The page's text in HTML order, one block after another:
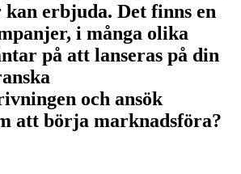
erbjuda. Det finns en
i många olika
på att lanseras på din
och ansök
att börja marknadsföra?